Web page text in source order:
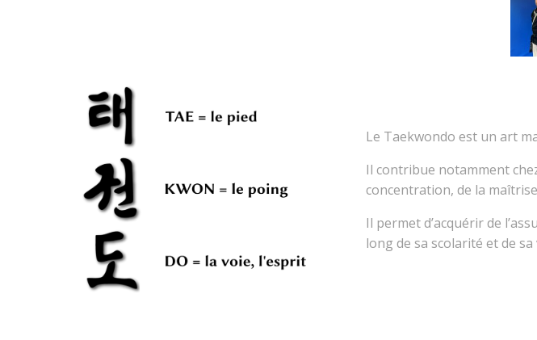
Le Taekwondo est un art
Il contribue notamment
concentration, de la
Il permet d’acquérir de
long de sa scolarité et de sa